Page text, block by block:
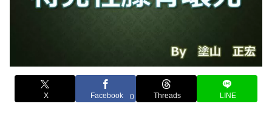
X Facebook 0 Threads LINE